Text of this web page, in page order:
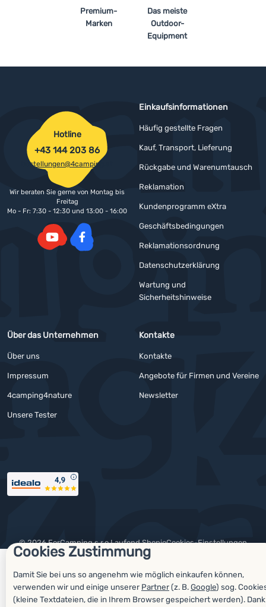
Cookies Zustimmung
Damit Sie bei uns so angenehm wie möglich einkaufen können,
verwenden wir und einige unserer Partner(z. B.Google) sog.
(kleine Textdateien, die in Ihrem Browser gespeichert werden). Dank
Premium-
Marken
Das meiste
Outdoor-
Equipment
Einkaufsinformationen
Häufig gestellte Fragen
Kauf, Transport, Lieferung
Rückgabe und Warenumtausch
Reklamation
Kundenprogramm eXtra
Geschäftsbedingungen
Reklamationsordnung
Datenschutzerklärung
Wartung und
Sicherheitshinweise
Über das Unternehmen
Über uns
Impressum
4camping4nature
Unsere Tester
Kontakte
Kontakte
Angebote für Firmen und Vereine
Newsletter
Hotline
+43 144 203 86
bestellungen@4camping.at
Wir beraten Sie gerne von Montag bis
Freitag
Mo - Fr: 7:30 - 12:30 und 13:00 - 16:00
Auszeichnungen
© 2026 ForCamping s.r.o. laufendShopioCookies-Einstellungen